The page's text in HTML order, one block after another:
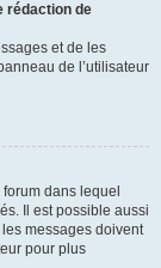
rédaction de
et de les
de l’utilisateur
dans lequel
Il est possible aussi
messages doivent
pour plus